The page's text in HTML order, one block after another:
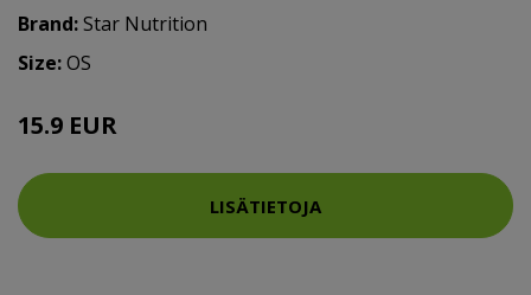
Brand:Star Nutrition
Size:OS
15.9 EUR
LISÄTIETOJA